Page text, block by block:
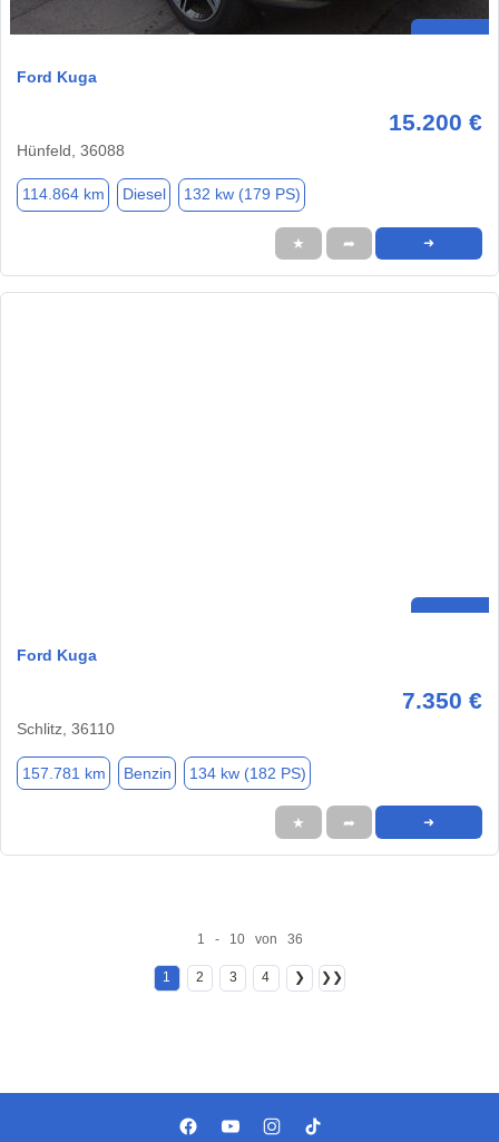
Ford Kuga
15.200 €
Hünfeld, 36088
114.864 km Diesel 132 kw (179 PS)
★ ➦ ➜
Ford Kuga
7.350 €
Schlitz, 36110
157.781 km Benzin 134 kw (182 PS)
★ ➦ ➜
1 - 10 von 36
1 2 3 4 ❯ ❯❯